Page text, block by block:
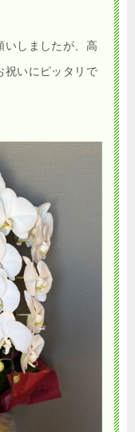
いしましたが、高
祝いにピッタリで